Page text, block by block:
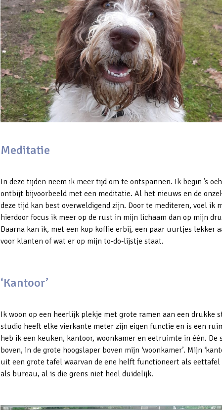
Meditatie
In deze tijden neem ik meer tijd om te ontspannen. Ik begin ’s
ontbijt bijvoorbeeld met een meditatie. Al het nieuws en de
deze tijd kan best overweldigend zijn. Door te mediteren, voel ik
hierdoor focus ik meer op de rust in mijn lichaam dan op mijn
Daarna kan ik, met een kop koffie erbij, een paar uurtjes lekker
voor klanten of wat er op mijn to-do-lijstje staat.
‘Kantoor’
Ik woon op een heerlijk plekje met grote ramen aan een drukke
studio heeft elke vierkante meter zijn eigen functie en is een
heb ik een keuken, kantoor, woonkamer en eetruimte in één. De
boven, in de grote hoogslaper boven mijn ‘woonkamer’. Mijn
uit een grote tafel waarvan de ene helft functioneert als eettafel
als bureau, al is die grens niet heel duidelijk.